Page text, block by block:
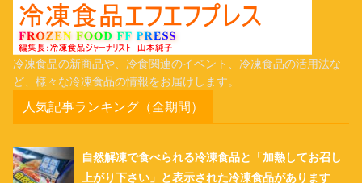
冷凍食品の新商品や、冷食関連のイベント、冷凍食品の活用法な
ど、様々な冷凍食品の情報をお届けします。
人気記事ランキング（全期間）
自然解凍で食べられる冷凍食品と「加熱してお召し
上がり下さい」と表示された冷凍食品があります